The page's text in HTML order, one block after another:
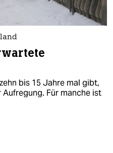
bis 15 Jahre mal gibt,
Für manche ist